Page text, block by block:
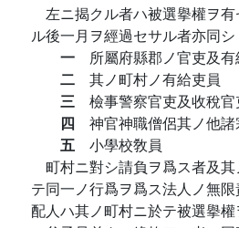
左ニ揭クル者ハ被選擧權ヲ
ル後一月ヲ經過セサル者亦同シ
一 所屬府縣郡ノ官吏及有
二 其ノ町村ノ有給吏員
三 檢事警察官吏及收稅官
四 神官神職僧侶其ノ他
五 小學校敎員
町村ニ對シ請負ヲ爲ス者及
テ同一ノ行爲ヲ爲ス法人ノ無
配人ハ其ノ町村ニ於テ被選擧權